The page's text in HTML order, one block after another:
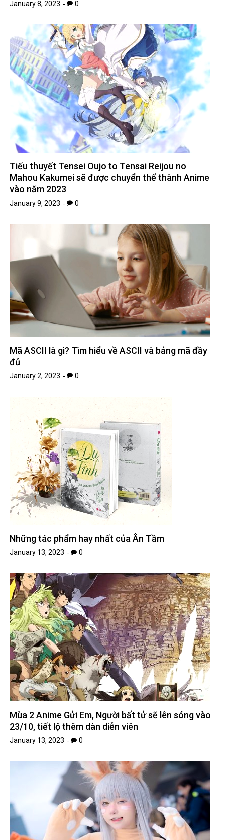
January 8, 2023 0
Tiểu thuyết Tensei Oujo to Tensai Reijou no
Mahou Kakumei sẽ được chuyển thể thành Anime
vào năm 2023
January 9, 2023 0
Mã ASCII là gì? Tìm hiểu về ASCII và bảng mã đầy
đủ
January 2, 2023 0
Những tác phẩm hay nhất của Ân Tầm
January 13, 2023 0
Mùa 2 Anime Gửi Em, Người bất tử sẽ lên sóng vào
23/10, tiết lộ thêm dàn diễn viên
January 13, 2023 0